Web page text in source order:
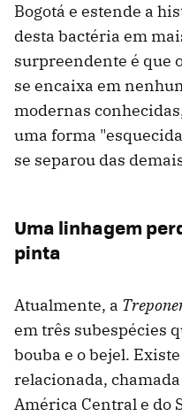
Bogotá e estende a
desta bactéria em
surpreendente é que
se encaixa em
modernas
uma forma
se separou das
Uma linhagem
pinta
Atualmente, a
em três subespécies
bouba e o bejel.
relacionada, chamada
América Central e do